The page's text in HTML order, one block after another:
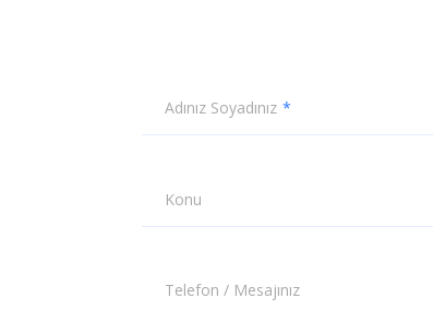
Adınız Soyadınız
Konu
Telefon / Mesajınız